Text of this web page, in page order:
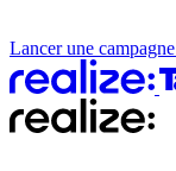
Lancer une campagne